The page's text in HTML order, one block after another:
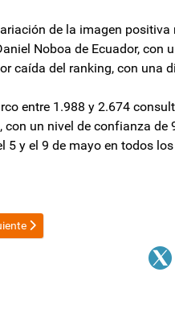
de la imagen
Noboa de Ecuador, con
caída del ranking, con una
entre 1.988 y 2.674
con un nivel de confianza de
5 y el 9 de mayo en todos
Gobierno negocia con
siguiente: Villarruel: “Las